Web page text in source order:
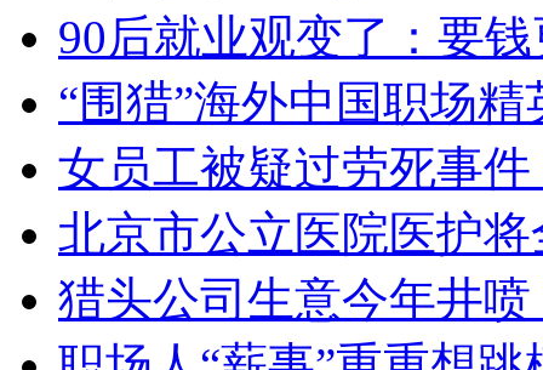
90后就业观变了：要
“围猎”海外中国职场精
女员工被疑过劳死事
北京市公立医院医护
猎头公司生意今年井